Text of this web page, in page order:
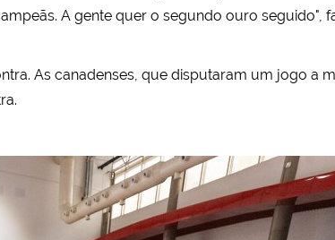
A gente quer o segundo ouro seguido",
As canadenses, que disputaram um jogo a